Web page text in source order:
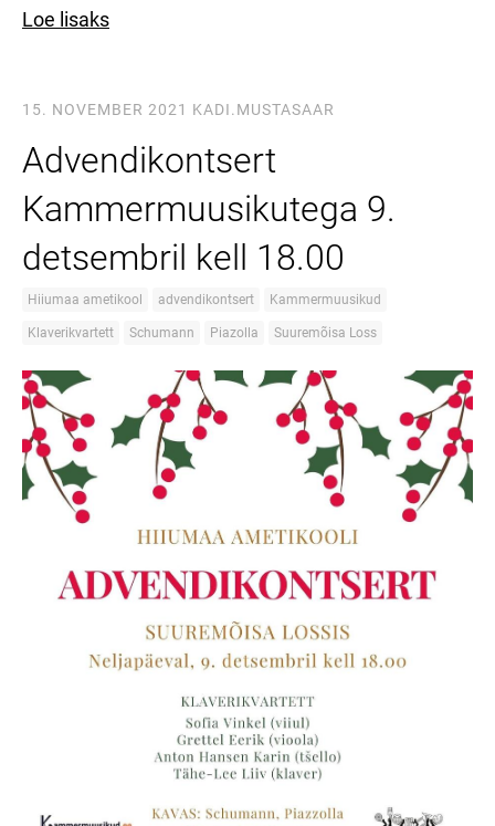
Loe lisaks
15. NOVEMBER 2021 KADI.MUSTASAAR
Advendikontsert
Kammermuusikutega 9.
detsembril kell 18.00
Hiiumaa ametikool advendikontsert Kammermuusikud
Klaverikvartett Schumann Piazolla Suuremõisa Loss